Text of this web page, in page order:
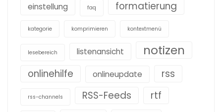
einstellung faq formatierung
kategorie komprimieren kontextmenü
lesebereich listenansicht notizen
onlinehilfe onlineupdate rss
rss-channels RSS-Feeds rtf